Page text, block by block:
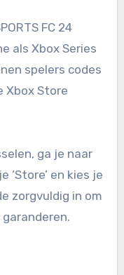
FC 24
als Xbox Series
spelers codes
Xbox Store
ga je naar
‘Store’ en kies je
zorgvuldig in om